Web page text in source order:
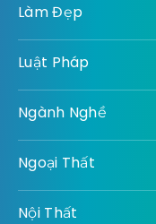
Làm Đẹp
Luật Pháp
Ngành Nghề
Ngoại Thất
Nội Thất